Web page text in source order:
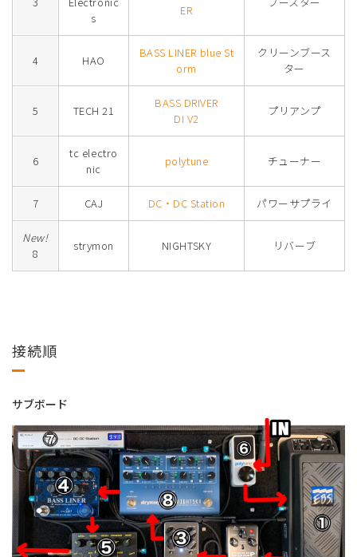
s
ER
4 HAO
BASS LINER blue St
orm
クリーンブース
ター
5 TECH 21
BASS DRIVER
DI V2
プリアンプ
6
tc electro
nic
polytune チューナー
7 CAJ DC・DC Station パワーサプライ
New!
8
strymon NIGHTSKY リバーブ
接続順
サブボード